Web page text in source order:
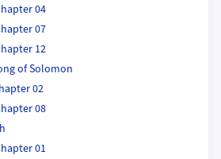
04
07
12
of Solomon
02
08
01